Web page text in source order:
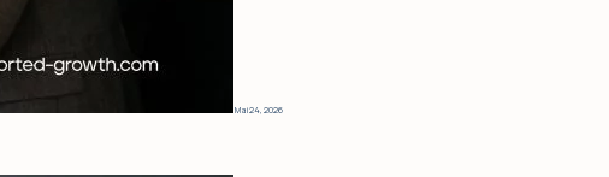
Mai 24, 2026